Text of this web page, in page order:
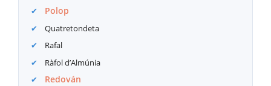
Polop
Quatretondeta
Rafal
Ràfol d’Almúnia
Redován